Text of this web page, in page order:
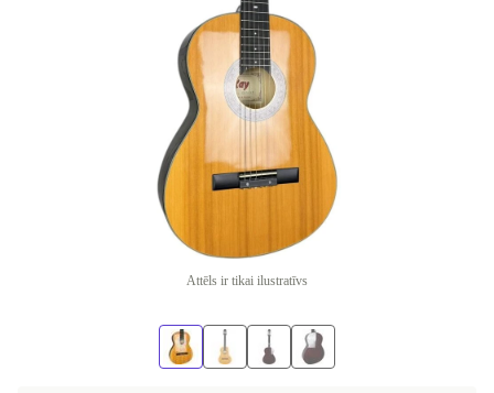
Attēls ir tikai ilustratīvs